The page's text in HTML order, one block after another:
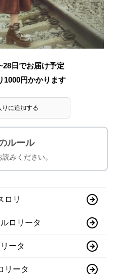
日でお届け予定
1000円かかります
りに追加する
ルール
みください。
ロリ
ロリータ
ータ
リータ